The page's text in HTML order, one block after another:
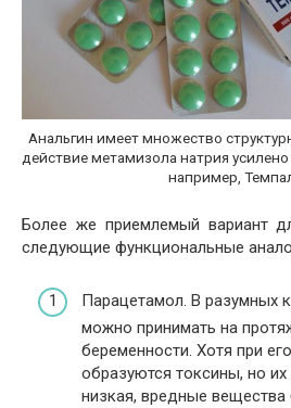
Анальгин имеет множество
действие метамизола натрия
например,
Более же приемлемый вариант
следующие функциональные
Парацетамол. В разумных
можно принимать на
беременности. Хотя при
образуются токсины, но
низкая, вредные